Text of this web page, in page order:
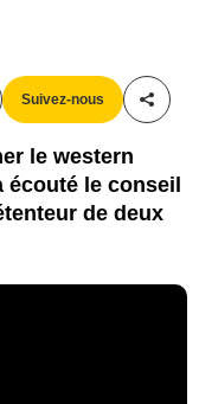
Suivez-nous
le western
écouté le conseil
de deux